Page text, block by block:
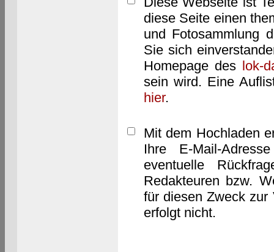
diese Seite einen
und Fotosammlung
Sie sich
Homepage des lok-
sein wird. Eine
hier.
Mit dem Hochladen
Ihre E-Mail-
eventuelle
Redakteuren bzw.
für diesen Zweck zur
erfolgt nicht.